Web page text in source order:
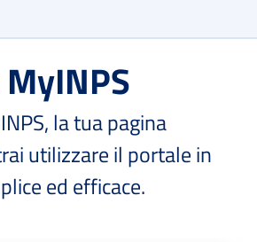
la tua pagina
utilizzare il portale in
ed efficace.